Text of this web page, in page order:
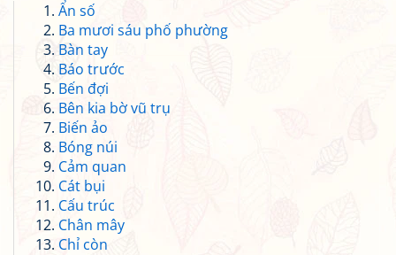
Ẩn số
Ba mươi sáu phố phường
Bàn tay
Báo trước
Bến đợi
Bên kia bờ vũ trụ
Biến ảo
Bóng núi
Cảm quan
Cát bụi
Cấu trúc
Chân mây
Chỉ còn